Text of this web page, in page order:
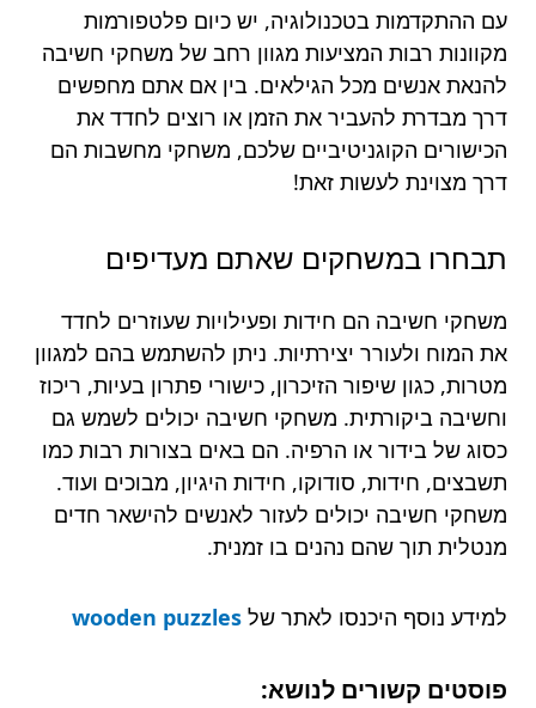
עם ההתקדמות בטכנולוגיה, יש כיום פלטפורמות
מקוונות רבות המציעות מגוון רחב של משחקי חשיבה
להנאת אנשים מכל הגילאים. בין אם אתם מחפשים
דרך מבדרת להעביר את הזמן או רוצים לחדד את
הכישורים הקוגניטיביים שלכם, משחקי מחשבות הם
דרך מצוינת לעשות זאת!
תבחרו במשחקים שאתם מעדיפים
משחקי חשיבה הם חידות ופעילויות שעוזרים לחדד
את המוח ולעורר יצירתיות. ניתן להשתמש בהם למגוון
מטרות, כגון שיפור הזיכרון, כישורי פתרון בעיות, ריכוז
וחשיבה ביקורתית. משחקי חשיבה יכולים לשמש גם
כסוג של בידור או הרפיה. הם באים בצורות רבות כמו
תשבצים, חידות, סודוקו, חידות היגיון, מבוכים ועוד.
משחקי חשיבה יכולים לעזור לאנשים להישאר חדים
מנטלית תוך שהם נהנים בו זמנית.
למידע נוסף היכנסו לאתר של wooden puzzles
פוסטים קשורים לנושא: